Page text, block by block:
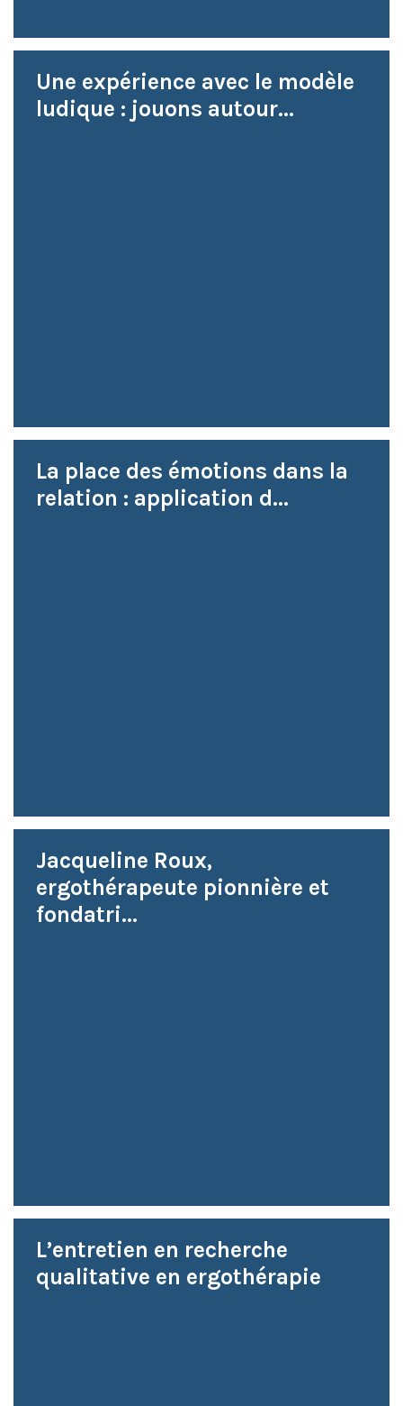
Une expérience avec le modèle
ludique : jouons autour...
La place des émotions dans la
relation : application d...
Jacqueline Roux,
ergothérapeute pionnière et
fondatri...
L’entretien en recherche
qualitative en ergothérapie